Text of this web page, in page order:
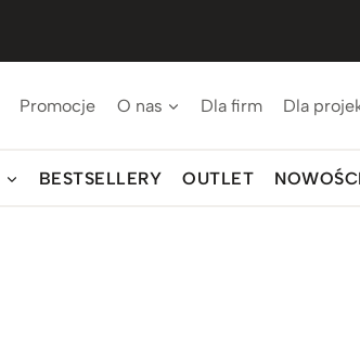
Promocje O nas Dla firm Dla
BESTSELLERY OUTLET NOWOŚCI